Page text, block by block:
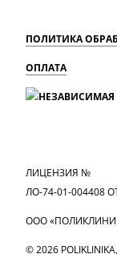
ПОЛИТИКА
ОПЛАТА
ЛИЦЕНЗИЯ №
ЛО-74-01-004408
ООО
© 2026